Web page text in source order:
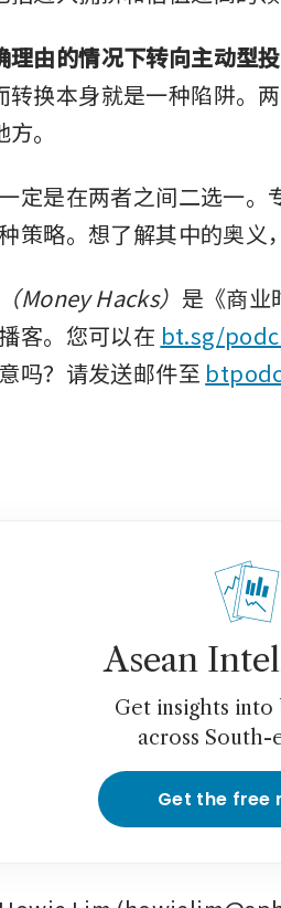
理由的情况下转向主动型
转换本身就是一种陷阱。
。
定是在两者之间二选一
策略。想了解其中的奥义
Money Hacks） 是《商业
客。您可以在 bt.sg/
吗？请发送邮件至
Asean
Get insights into
across South-
Get the free